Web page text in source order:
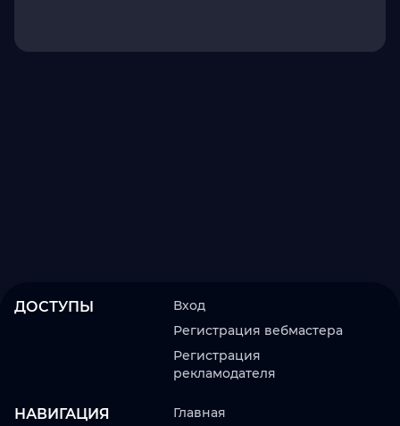
ДОСТУПЫ
Вход
Регистрация вебмастера
Регистрация
рекламодателя
НАВИГАЦИЯ
Главная